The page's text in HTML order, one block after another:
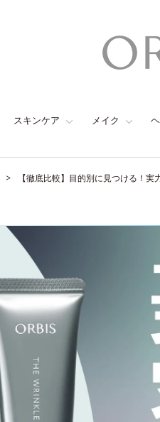
スキンケア メイク
【徹底比較】目的別に見つける！実